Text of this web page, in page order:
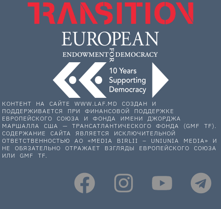
КОНТЕНТ НА САЙТЕ WWW.LAF.MD СОЗДАН И
ПОДДЕРЖИВАЕТСЯ ПРИ ФИНАНСОВОЙ ПОДДЕРЖКЕ
ЕВРОПЕЙСКОГО СОЮЗА И ФОНДА ИМЕНИ ДЖОРДЖА
МАРШАЛЛА США — ТРАНСАТЛАНТИЧЕСКОГО ФОНДА (GMF TF).
СОДЕРЖАНИЕ САЙТА ЯВЛЯЕТСЯ ИСКЛЮЧИТЕЛЬНОЙ
ОТВЕТСТВЕННОСТЬЮ АО «MEDIA BIRLII – UNIUNIA MEDIA» И
НЕ ОБЯЗАТЕЛЬНО ОТРАЖАЕТ ВЗГЛЯДЫ ЕВРОПЕЙСКОГО СОЮЗА
ИЛИ GMF TF.